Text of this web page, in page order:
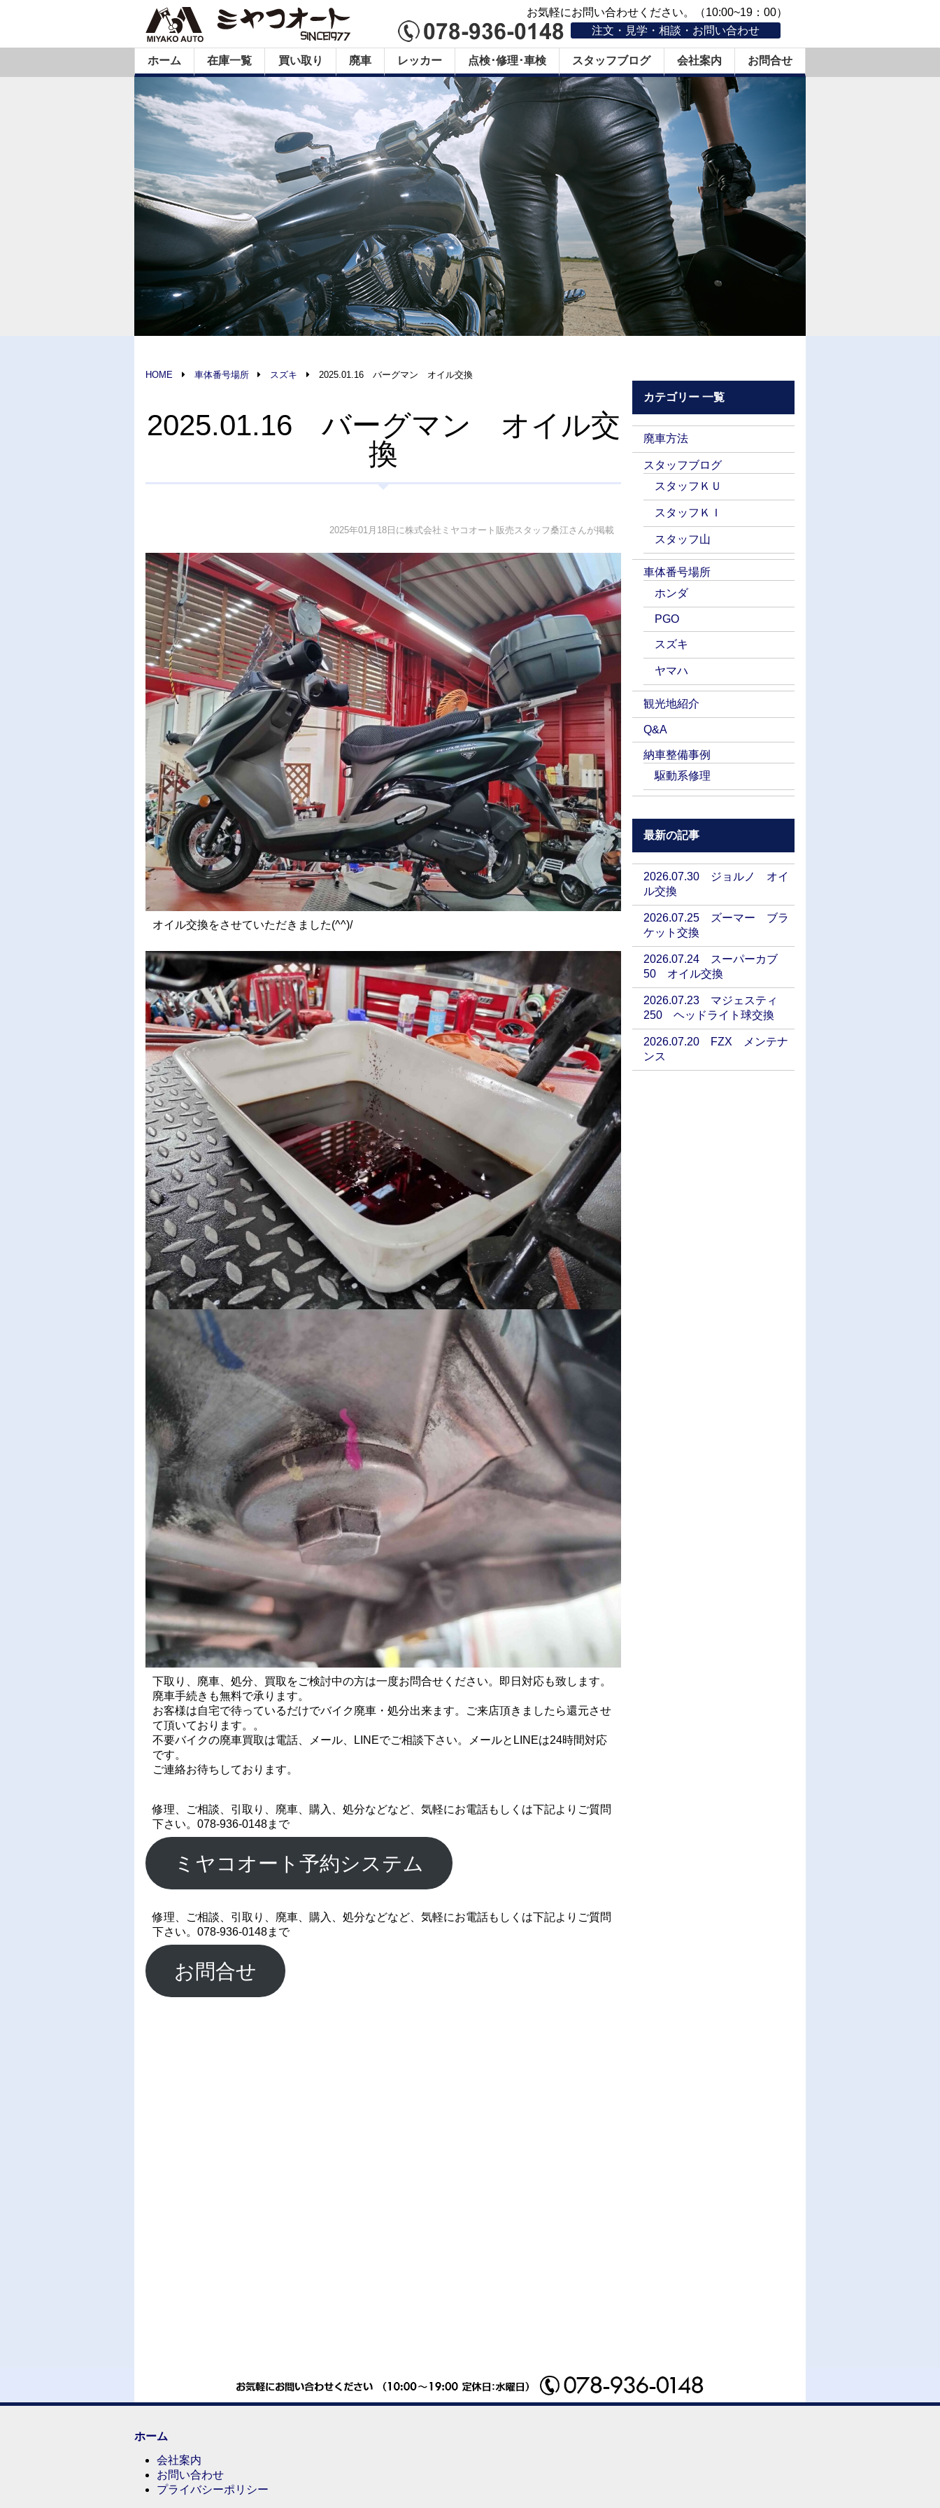
お気軽にお問い合わせください。（10:00~19：00）
注文・見学・相談・お問い合わせ
ホーム 在庫一覧 買い取り 廃車 レッカー 点検･修理･車検 スタッフブログ 会社案内 お問合せ
HOME 車体番号場所 スズキ 2025.01.16 バーグマン オイル交換
2025.01.16 バーグマン オイル交
換
2025年01月18日に株式会社ミヤコオート販売スタッフ桑江さんが掲載
オイル交換をさせていただきました(^^)/
下取り、廃車、処分、買取をご検討中の方は一度お問合せください。即日対応も致します。
廃車手続きも無料で承ります。
お客様は自宅で待っているだけでバイク廃車・処分出来ます。ご来店頂きましたら還元させ
て頂いております。。
不要バイクの廃車買取は電話、メール、LINEでご相談下さい。メールとLINEは24時間対応
です。
ご連絡お待ちしております。
修理、ご相談、引取り、廃車、購入、処分などなど、気軽にお電話もしくは下記よりご質問
下さい。078-936-0148まで
ミヤコオート予約システム
修理、ご相談、引取り、廃車、購入、処分などなど、気軽にお電話もしくは下記よりご質問
下さい。078-936-0148まで
お問合せ
カテゴリー 一覧
廃車方法
スタッフブログ
スタッフＫＵ
スタッフＫＩ
スタッフ山
車体番号場所
ホンダ
PGO
スズキ
ヤマハ
観光地紹介
Q&A
納車整備事例
駆動系修理
最新の記事
2026.07.30 ジョルノ オイ
ル交換
2026.07.25 ズーマー ブラ
ケット交換
2026.07.24 スーパーカブ
50 オイル交換
2026.07.23 マジェスティ
250 ヘッドライト球交換
2026.07.20 FZX メンテナ
ンス
ホーム
会社案内
お問い合わせ
プライバシーポリシー